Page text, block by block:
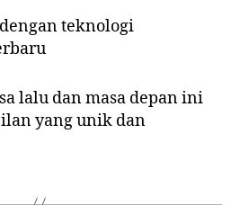
teknologi
lalu dan masa depan ini
yang unik dan